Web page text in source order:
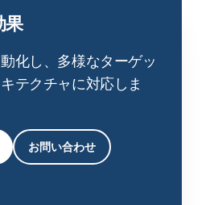
果
化し、多様なターゲッ
テクチャに対応しま
お問い合わせ